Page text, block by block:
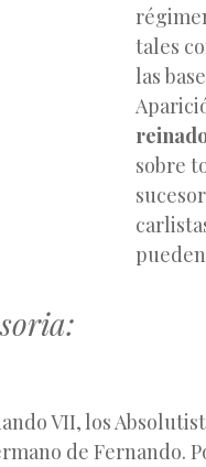
tales
las
sobre
VII, los
de Fernando.